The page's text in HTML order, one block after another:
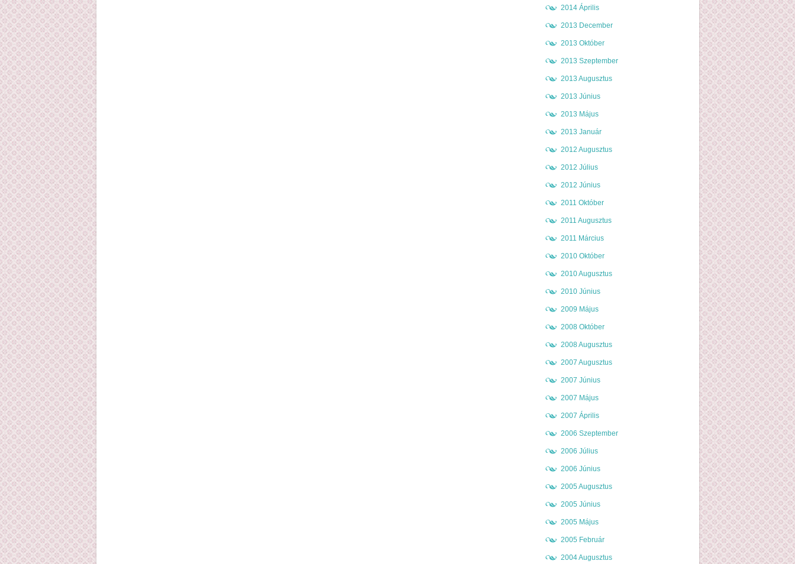
2014 Április
2013 December
2013 Október
2013 Szeptember
2013 Augusztus
2013 Június
2013 Május
2013 Január
2012 Augusztus
2012 Július
2012 Június
2011 Október
2011 Augusztus
2011 Március
2010 Október
2010 Augusztus
2010 Június
2009 Május
2008 Október
2008 Augusztus
2007 Augusztus
2007 Június
2007 Május
2007 Április
2006 Szeptember
2006 Július
2006 Június
2005 Augusztus
2005 Június
2005 Május
2005 Február
2004 Augusztus